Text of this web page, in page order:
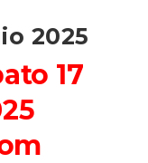
2025
17